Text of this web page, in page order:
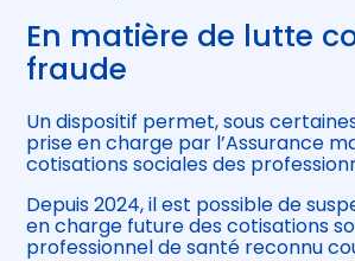
En matière de lutte
fraude
Un dispositif permet, sous
prise en charge par l’Assurance
cotisations sociales des
Depuis 2024, il est possible de
en charge future des cotisations
professionnel de santé reconnu